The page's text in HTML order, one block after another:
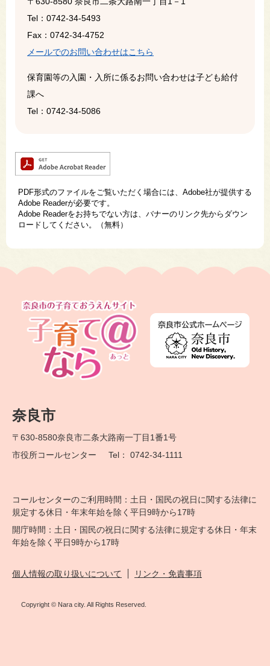
Tel：0742-34-5493
Fax：0742-34-4752
メールでのお問い合わせはこちら
保育園等の入園・入所に係るお問い合わせは子ども給付
課へ
Tel：0742-34-5086
PDF形式のファイルをご覧いただく場合には、Adobe社が提供する
Adobe Readerが必要です。
Adobe Readerをお持ちでない方は、バナーのリンク先からダウン
ロードしてください。（無料）
奈良市
〒630-8580奈良市二条大路南一丁目1番1号
市役所コールセンター
Tel： 0742-34-1111
コールセンターのご利用時間：土日・国民の祝日に関する法律に
規定する休日・年末年始を除く平日9時から17時
開庁時間：土日・国民の祝日に関する法律に規定する休日・年末
年始を除く平日9時から17時
個人情報の取り扱いについて リンク・免責事項
Copyright © Nara city. All Rights Reserved.